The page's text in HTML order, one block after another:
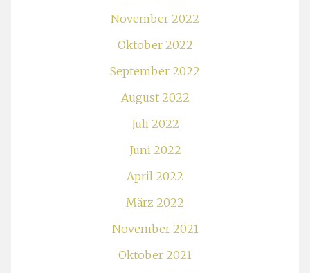
November 2022
Oktober 2022
September 2022
August 2022
Juli 2022
Juni 2022
April 2022
März 2022
November 2021
Oktober 2021